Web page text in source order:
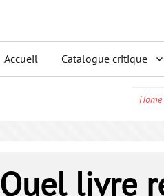
Accueil Catalogue critique
Home
Quel livre